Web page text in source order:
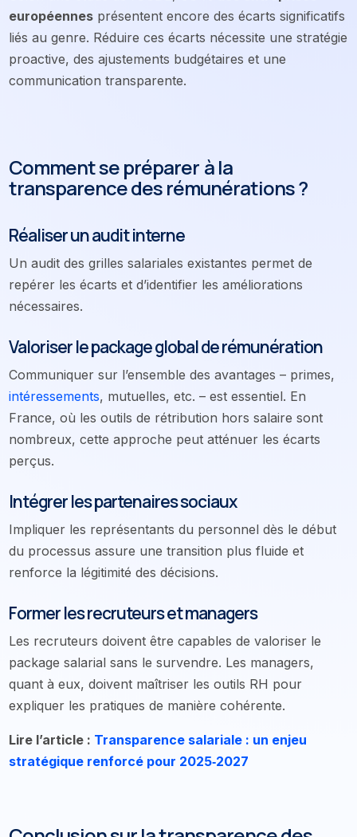
européennes présentent encore des écarts significatifs
liés au genre. Réduire ces écarts nécessite une stratégie
proactive, des ajustements budgétaires et une
communication transparente.
Comment se préparer à la
transparence des rémunérations ?
Réaliser un audit interne
Un audit des grilles salariales existantes permet de
repérer les écarts et d’identifier les améliorations
nécessaires.
Valoriser le package global de rémunération
Communiquer sur l’ensemble des avantages – primes,
intéressements, mutuelles, etc. – est essentiel. En
France, où les outils de rétribution hors salaire sont
nombreux, cette approche peut atténuer les écarts
perçus.
Intégrer les partenaires sociaux
Impliquer les représentants du personnel dès le début
du processus assure une transition plus fluide et
renforce la légitimité des décisions.
Former les recruteurs et managers
Les recruteurs doivent être capables de valoriser le
package salarial sans le survendre. Les managers,
quant à eux, doivent maîtriser les outils RH pour
expliquer les pratiques de manière cohérente.
Lire l’article : Transparence salariale : un enjeu
stratégique renforcé pour 2025‑2027